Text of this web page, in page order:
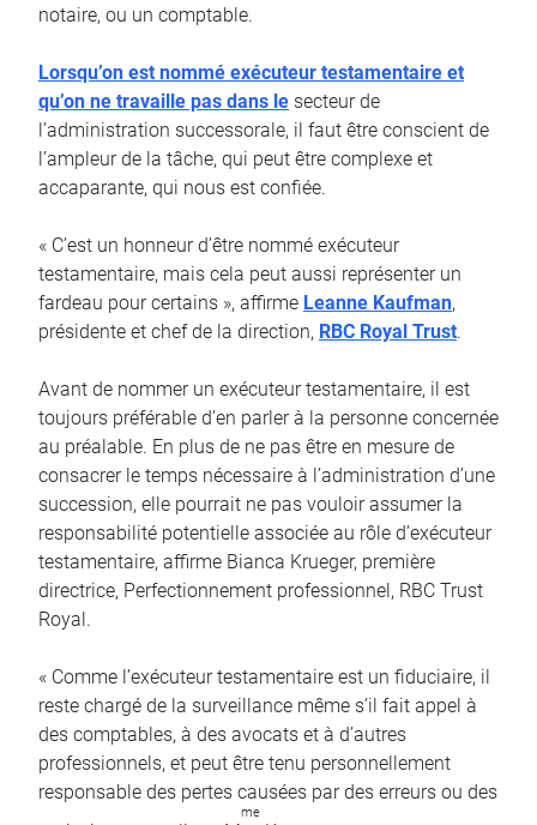
notaire, ou un comptable.
Lorsqu’on est nommé exécuteur testamentaire et
qu’on ne travaille pas dans le secteur de
l’administration successorale, il faut être conscient de
l’ampleur de la tâche, qui peut être complexe et
accaparante, qui nous est confiée.
« C’est un honneur d’être nommé exécuteur
testamentaire, mais cela peut aussi représenter un
fardeau pour certains », affirme Leanne Kaufman,
présidente et chef de la direction, RBC Royal Trust.
Avant de nommer un exécuteur testamentaire, il est
toujours préférable d’en parler à la personne concernée
au préalable. En plus de ne pas être en mesure de
consacrer le temps nécessaire à l’administration d’une
succession, elle pourrait ne pas vouloir assumer la
responsabilité potentielle associée au rôle d’exécuteur
testamentaire, affirme Bianca Krueger, première
directrice, Perfectionnement professionnel, RBC Trust
Royal.
« Comme l’exécuteur testamentaire est un fiduciaire, il
reste chargé de la surveillance même s’il fait appel à
des comptables, à des avocats et à d’autres
professionnels, et peut être tenu personnellement
responsable des pertes causées par des erreurs ou des
me